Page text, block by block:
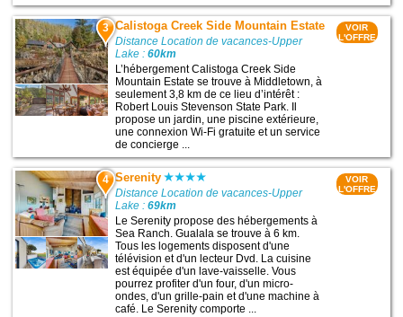
3 Calistoga Creek Side Mountain Estate
Distance Location de vacances-Upper
Lake :60km
L’hébergement Calistoga Creek Side
Mountain Estate se trouve à Middletown, à
seulement 3,8 km de ce lieu d’intérêt :
Robert Louis Stevenson State Park. Il
propose un jardin, une piscine extérieure,
une connexion Wi-Fi gratuite et un service
de concierge ...
VOIR
L'OFFRE
4 Serenity
Distance Location de vacances-Upper
Lake :69km
Le Serenity propose des hébergements à
Sea Ranch. Gualala se trouve à 6 km.
Tous les logements disposent d'une
télévision et d'un lecteur Dvd. La cuisine
est équipée d'un lave-vaisselle. Vous
pourrez profiter d'un four, d'un micro-
ondes, d'un grille-pain et d'une machine à
café. Le Serenity comporte ...
VOIR
L'OFFRE